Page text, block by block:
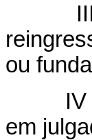
III -
ou
IV -
em